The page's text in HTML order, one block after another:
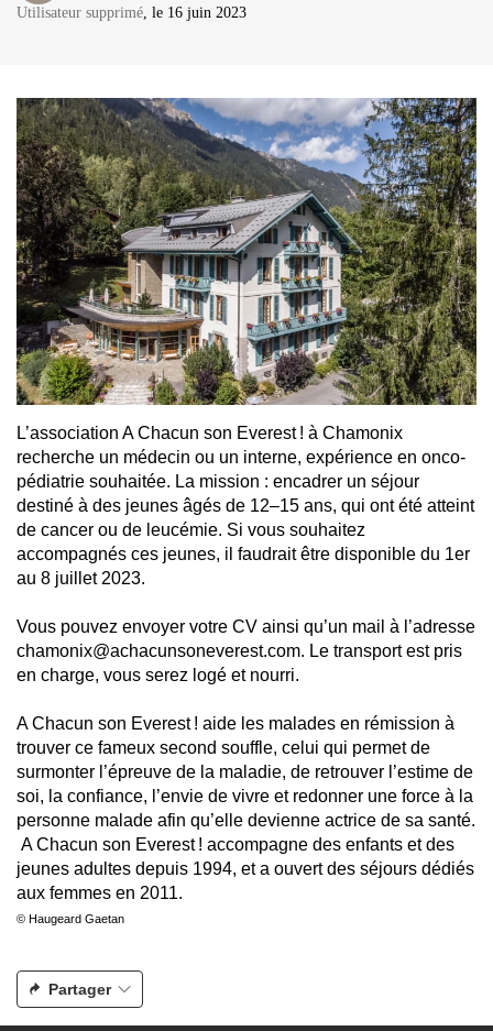
Utilisateur supprimé, le 16 juin 2023
L’association A Chacun son Everest ! à Chamonix
recherche un médecin ou un interne, expérience en onco-
pédiatrie souhaitée. La mission : encadrer un séjour
destiné à des jeunes âgés de 12–15 ans, qui ont été atteint
de cancer ou de leucémie. Si vous souhaitez
accompagnés ces jeunes, il faudrait être disponible du 1er
au 8 juillet 2023.
Vous pouvez envoyer votre CV ainsi qu’un mail à l’adresse
chamonix@achacunsoneverest.com. Le transport est pris
en charge, vous serez logé et nourri.
A Chacun son Everest ! aide les malades en rémission à
trouver ce fameux second souffle, celui qui permet de
surmonter l’épreuve de la maladie, de retrouver l’estime de
soi, la confiance, l’envie de vivre et redonner une force à la
personne malade afin qu’elle devienne actrice de sa santé.
A Chacun son Everest ! accompagne des enfants et des
jeunes adultes depuis 1994, et a ouvert des séjours dédiés
aux femmes en 2011.
© Haugeard Gaetan
Partager